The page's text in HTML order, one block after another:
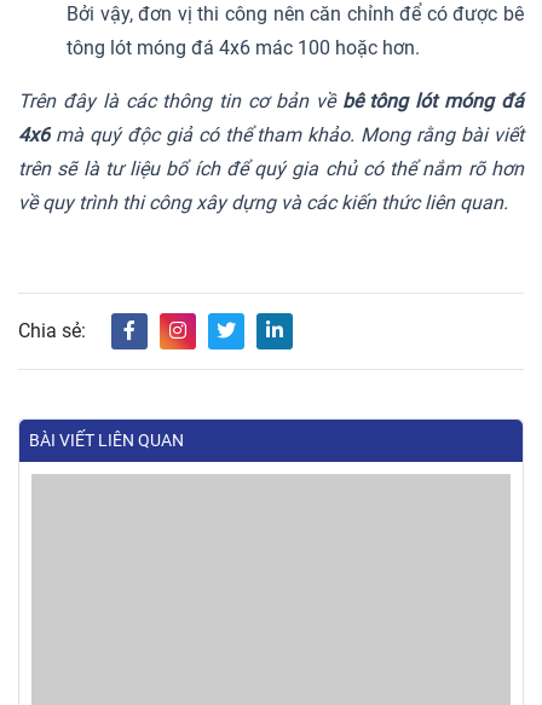
Bởi vậy, đơn vị thi công nên căn chỉnh để có được bê
tông lót móng đá 4x6 mác 100 hoặc hơn.
Trên đây là các thông tin cơ bản về bê tông lót móng đá
4x6mà quý độc giả có thể tham khảo. Mong rằng bài viết
trên sẽ là tư liệu bổ ích để quý gia chủ có thể nắm rõ hơn
về quy trình thi công xây dựng và các kiến thức liên quan.
Chia sẻ:
BÀI VIẾT LIÊN QUAN